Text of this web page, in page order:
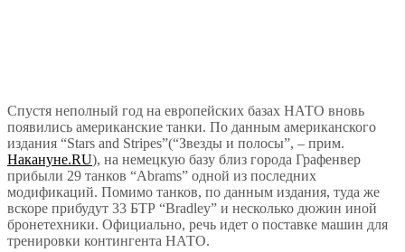
Спустя неполный год на европейских базах НАТО вновь
появились американские танки. По данным американского
издания “Stars and Stripes”(“Звезды и полосы”, – прим.
Накануне.RU), на немецкую базу близ города Графенвер
прибыли 29 танков “Abrams” одной из последних
модификаций. Помимо танков, по данным издания, туда же
вскоре прибудут 33 БТР “Bradley” и несколько дюжин иной
бронетехники. Официально, речь идет о поставке машин для
тренировки контингента НАТО.